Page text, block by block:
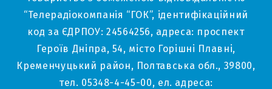
“Телерадіокомпанія “ГОК”, ідентифікаційний
код за ЄДРПОУ: 24564256, адреса: проспект
Героїв Дніпра, 54, місто Горішні Плавні,
Кременчуцький район, Полтавська обл., 39800,
тел. 05348-4-45-00, ел. адреса: